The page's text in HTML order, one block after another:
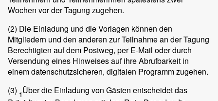
Wochen vor der Tagung zugehen.
(2) Die Einladung und die Vorlagen können den
Mitgliedern und den anderen zur Teilnahme an der Tagung
Berechtigten auf dem Postweg, per E-Mail oder durch
Versendung eines Hinweises auf ihre Abrufbarkeit in
einem datenschutzsicheren, digitalen Programm zugehen.
(3) 1Über die Einladung von Gästen entscheidet das